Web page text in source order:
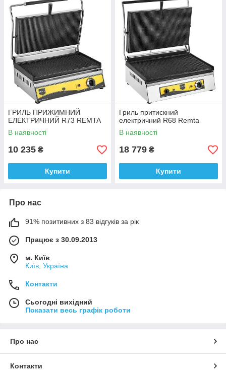
ГРИЛЬ ПРИЖИМНИЙ
ЕЛЕКТРИЧНИЙ R73 REMTA
В наявності
10 235 ₴
Купити
Гриль притискний
електричний R68 Remta
В наявності
18 779 ₴
Купити
Про нас
91% позитивних з 83 відгуків за рік
Працює з 30.09.2013
м. Київ
Київ, Україна
Контакти
Сьогодні вихідний
Показати весь графік роботи
Про нас
Контакти